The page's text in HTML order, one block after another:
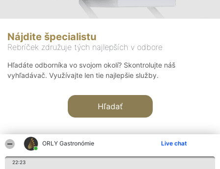
ORLY Gastronómie Live chat
22:23
Nájdite špecialistu
Rebríček združuje tých najlepších v odbore
Hľadáte odborníka vo svojom okolí? Skontrolujte náš
vyhľadávač. Využívajte len tie najlepšie služby.
Hľadať